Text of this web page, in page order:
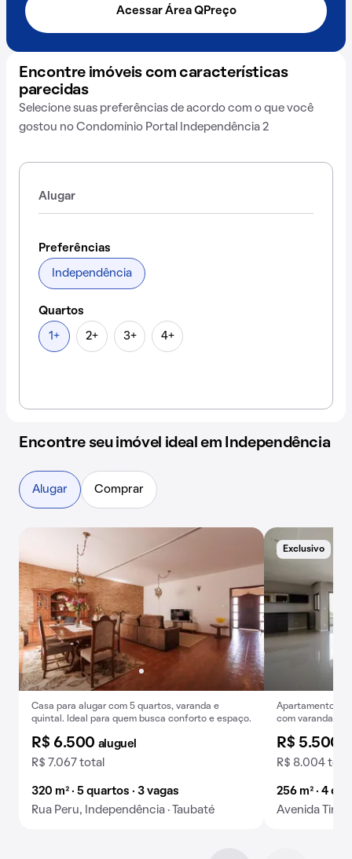
Acessar Área QPreço
Encontre imóveis com características
parecidas
Selecione suas preferências de acordo com o que você
gostou no Condomínio Portal Independência 2
Alugar
Preferências
Independência
Quartos
1+ 2+ 3+ 4+
Encontre seu imóvel ideal em Independência
Casa para alugar com 5 quartos, varanda e
quintal. Ideal para quem busca conforto e espaço.
R$ 6.500 aluguel
R$ 7.067 total
320 m² · 5 quartos · 3 vagas
Rua Peru, Independência · Taubaté
Exclusivo
Apartamento
com varanda,
R$ 5.500
R$ 8.004 total
256 m² · 4
Avenida
Alugar Comprar